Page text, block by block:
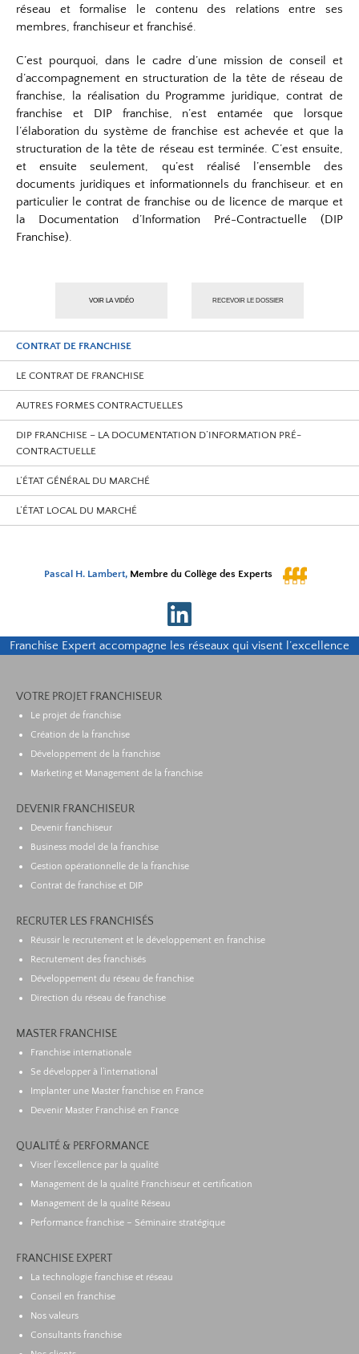
réseau et formalise le contenu des relations entre ses
membres, franchiseur et franchisé.
C’est pourquoi, dans le cadre d’une mission de conseil et
d’accompagnement en structuration de la tête de réseau de
franchise, la réalisation du Programme juridique, contrat de
franchise et DIP franchise, n’est entamée que lorsque
l’élaboration du système de franchise est achevée et que la
structuration de la tête de réseau est terminée. C’est ensuite,
et ensuite seulement, qu’est réalisé l’ensemble des
documents juridiques et informationnels du franchiseur. et en
particulier le contrat de franchise ou de licence de marque et
la Documentation d’Information Pré-Contractuelle (DIP
Franchise).
VOIR LA VIDÉO RECEVOIR LE DOSSIER
CONTRAT DE FRANCHISE
LE CONTRAT DE FRANCHISE
AUTRES FORMES CONTRACTUELLES
DIP FRANCHISE – LA DOCUMENTATION D’INFORMATION PRÉ-
CONTRACTUELLE
L’ÉTAT GÉNÉRAL DU MARCHÉ
L’ÉTAT LOCAL DU MARCHÉ
Pascal H. Lambert, Membre du Collège des Experts
Franchise Expert accompagne les réseaux qui visent l’excellence
VOTRE PROJET FRANCHISEUR
Le projet de franchise
Création de la franchise
Développement de la franchise
Marketing et Management de la franchise
DEVENIR FRANCHISEUR
Devenir franchiseur
Business model de la franchise
Gestion opérationnelle de la franchise
Contrat de franchise et DIP
RECRUTER LES FRANCHISÉS
Réussir le recrutement et le développement en franchise
Recrutement des franchisés
Développement du réseau de franchise
Direction du réseau de franchise
MASTER FRANCHISE
Franchise internationale
Se développer à l’international
Implanter une Master franchise en France
Devenir Master Franchisé en France
QUALITÉ & PERFORMANCE
Viser l’excellence par la qualité
Management de la qualité Franchiseur et certification
Management de la qualité Réseau
Performance franchise – Séminaire stratégique
FRANCHISE EXPERT
La technologie franchise et réseau
Conseil en franchise
Nos valeurs
Consultants franchise